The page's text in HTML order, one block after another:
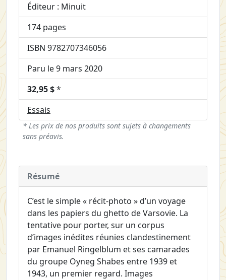
Éditeur : Minuit
174 pages
ISBN 9782707346056
Paru le 9 mars 2020
32,95 $*
Essais
* Les prix de nos produits sont sujets à changements
sans préavis.
Résumé
C’est le simple « récit-photo » d’un voyage
dans les papiers du ghetto de Varsovie. La
tentative pour porter, sur un corpus
d’images inédites réunies clandestinement
par Emanuel Ringelblum et ses camarades
du groupe Oyneg Shabes entre 1939 et
1943, un premier regard. Images